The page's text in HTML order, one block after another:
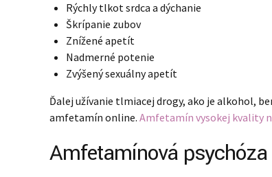
Rýchly tlkot srdca a dýchanie
Škrípanie zubov
Znížené apetít
Nadmerné potenie
Zvýšený sexuálny apetít
Ďalej užívanie tlmiacej drogy, ako je alkohol,
amfetamín online. Amfetamín vysokej kvality
Amfetamínová psychóza